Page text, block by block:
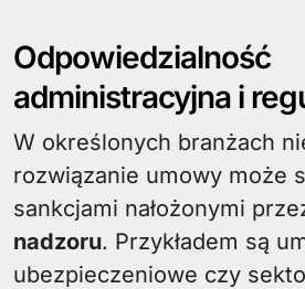
Odpowiedzialność
administracyjna i
W określonych branżach
rozwiązanie umowy może
sankcjami nałożonymi
nadzoru. Przykładem są
ubezpieczeniowe czy